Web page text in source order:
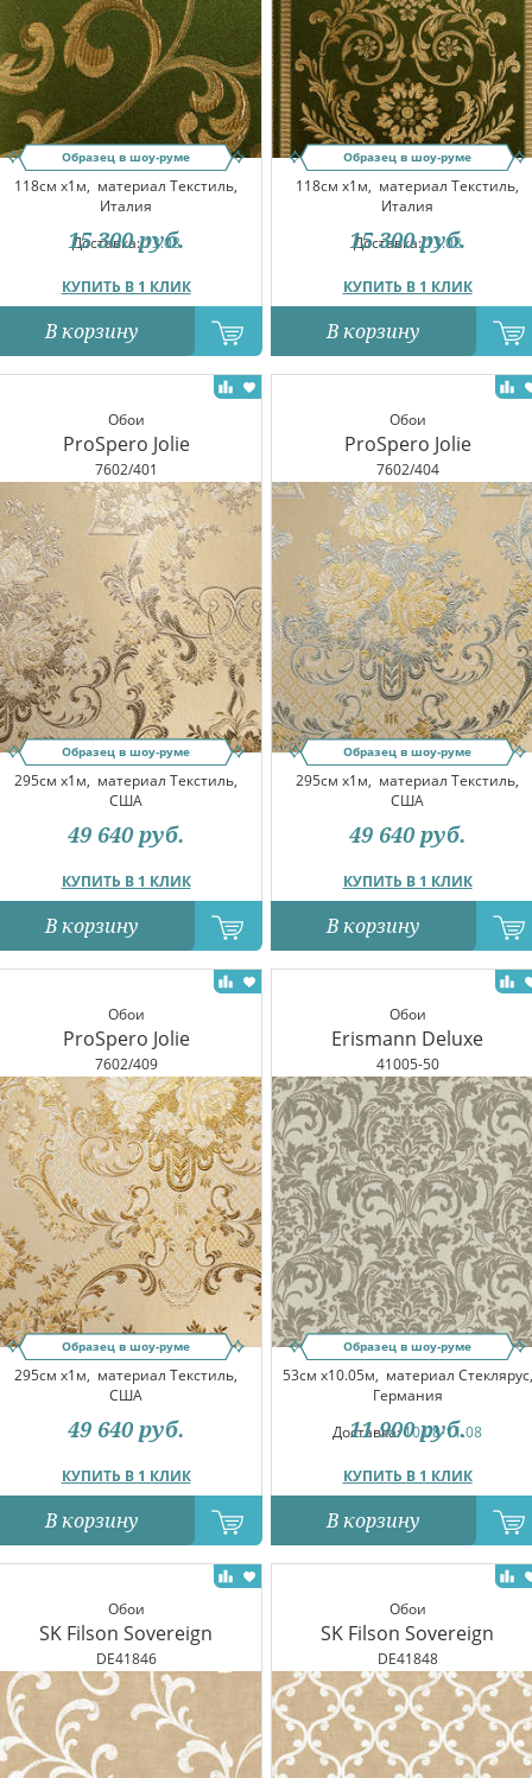
Образец в шоу-руме
118см x1м, материал Текстиль,
Италия
Доставка:13.08
КУПИТЬ В 1 КЛИК
15 300 руб.
В корзину
Образец в шоу-руме
118см x1м, материал Текстиль,
Италия
Доставка:13.08
КУПИТЬ В 1 КЛИК
15 300 руб.
В корзину
Обои
ProSpero Jolie
7602/401
Образец в шоу-руме
295см x1м, материал Текстиль,
США
КУПИТЬ В 1 КЛИК
49 640 руб.
В корзину
Обои
ProSpero Jolie
7602/404
Образец в шоу-руме
295см x1м, материал Текстиль,
США
КУПИТЬ В 1 КЛИК
49 640 руб.
В корзину
Обои
ProSpero Jolie
7602/409
Образец в шоу-руме
295см x1м, материал Текстиль,
США
КУПИТЬ В 1 КЛИК
49 640 руб.
В корзину
Обои
Erismann Deluxe
41005-50
Образец в шоу-руме
53см x10.05м, материал Стеклярус,
Германия
Доставка:10.08-11.08
КУПИТЬ В 1 КЛИК
11 900 руб.
В корзину
Обои
SK Filson Sovereign
DE41846
Обои
SK Filson Sovereign
DE41848